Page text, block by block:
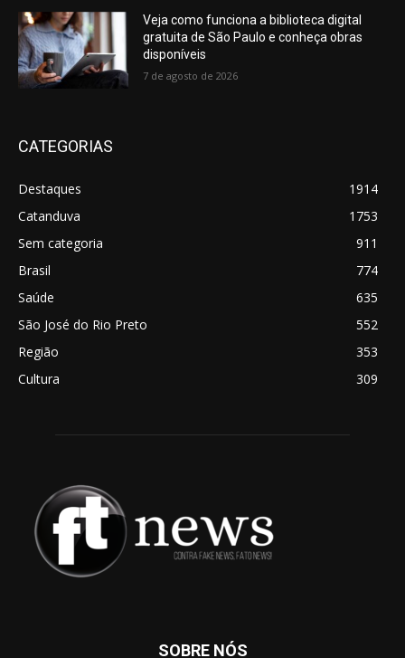
Veja como funciona a biblioteca digital
gratuita de São Paulo e conheça obras
disponíveis
7 de agosto de 2026
CATEGORIAS
Destaques
1914
Catanduva
1753
Sem categoria
911
Brasil
774
Saúde
635
São José do Rio Preto
552
Região
353
Cultura
309
SOBRE NÓS